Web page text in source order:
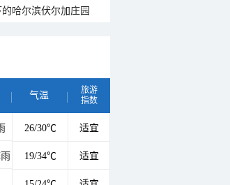
哈尔滨伏尔加庄园
气温
旅游
指数
26/30℃ 适宜
19/34℃ 适宜